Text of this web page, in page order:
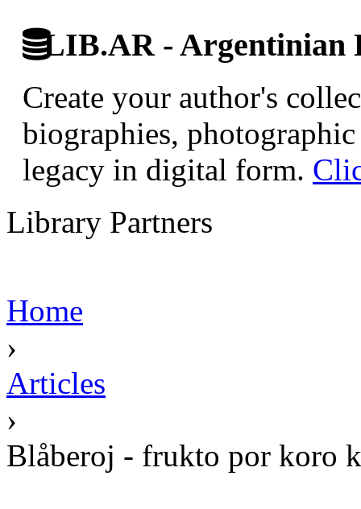
LIB.AR - Argentinian
Create your author's
biographies,
legacy in digital form.
Library Partners
Home
›
Articles
›
Blåberoj - frukto por koro